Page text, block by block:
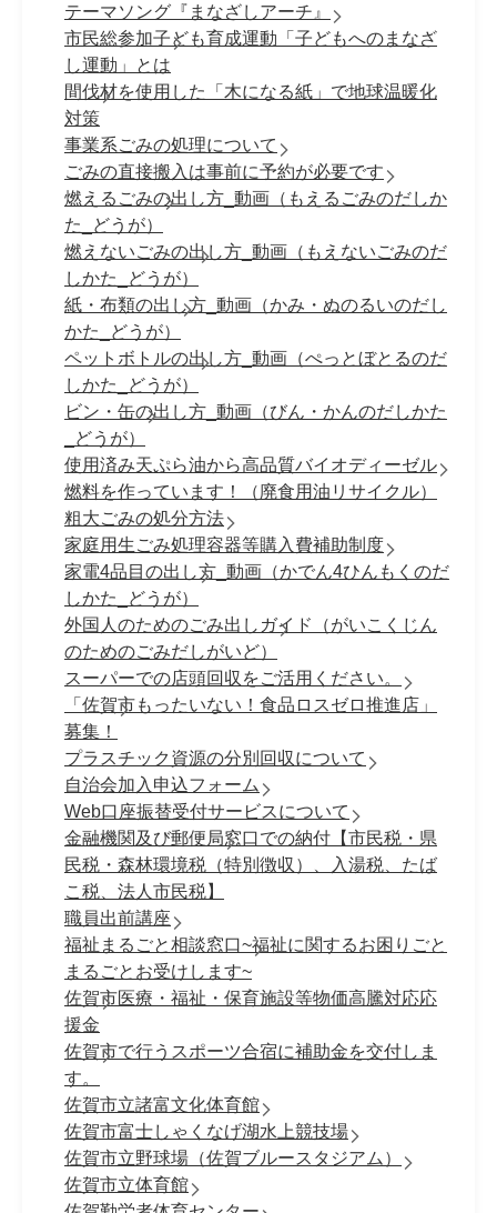
テーマソング『まなざしアーチ』
市民総参加子ども育成運動「子どもへのまなざ
し運動」とは
間伐材を使用した「木になる紙」で地球温暖化
対策
事業系ごみの処理について
ごみの直接搬入は事前に予約が必要です
燃えるごみの出し方_動画（もえるごみのだしか
た_どうが）
燃えないごみの出し方_動画（もえないごみのだ
しかた_どうが）
紙・布類の出し方_動画（かみ・ぬのるいのだし
かた_どうが）
ペットボトルの出し方_動画（ぺっとぼとるのだ
しかた_どうが）
ビン・缶の出し方_動画（びん・かんのだしかた
_どうが）
使用済み天ぷら油から高品質バイオディーゼル
燃料を作っています！（廃食用油リサイクル）
粗大ごみの処分方法
家庭用生ごみ処理容器等購入費補助制度
家電4品目の出し方_動画（かでん4ひんもくのだ
しかた_どうが）
外国人のためのごみ出しガイド（がいこくじん
のためのごみだしがいど）
スーパーでの店頭回収をご活用ください。
「佐賀市もったいない！食品ロスゼロ推進店」
募集！
プラスチック資源の分別回収について
自治会加入申込フォーム
Web口座振替受付サービスについて
金融機関及び郵便局窓口での納付【市民税・県
民税・森林環境税（特別徴収）、入湯税、たば
こ税、法人市民税】
職員出前講座
福祉まるごと相談窓口~福祉に関するお困りごと
まるごとお受けします~
佐賀市医療・福祉・保育施設等物価高騰対応応
援金
佐賀市で行うスポーツ合宿に補助金を交付しま
す。
佐賀市立諸富文化体育館
佐賀市富士しゃくなげ湖水上競技場
佐賀市立野球場（佐賀ブルースタジアム）
佐賀市立体育館